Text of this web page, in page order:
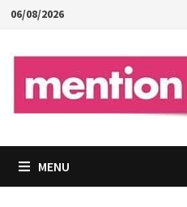
Skip
content
06/08/2026
MENU